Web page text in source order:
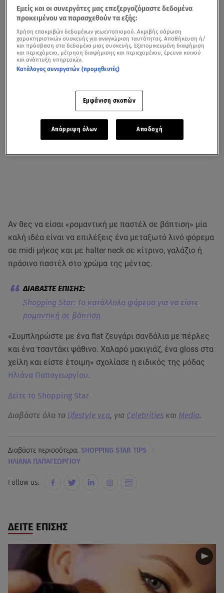
Αν θες να είσαι «ρομαντική με παστέλ σε βάπτιση» μία
καλή ιδέα είναι να επιλέξεις ένα μεταξωτό λινό φόρεμα
σε midi μήκος και με halter neck σε κίτρινο, γαλάζιο ή
πράσινο παστέλ στο χρώμα της μέντας.
Shopping Star: Το κατάλληλο φόρεμα για να είστε
ρομαντική σε βάπτιση
«Συμπληρώστε με ένα flat ζευγάρι σανδάλια με πέρλες
και ένα τσαντάκι ψάθινο. Χαλαρό μακιγιάζ, ένα gloss στα
χείλη και είστε έτοιμη» σχολίασε η ειδικός της μόδας
Ηλιάνα Παπαγεωργίου.
Δείτε το Shopping Star
Διαβάστε όλα τα lifestyle νεα, για Celebrities και Media.
Διαβάστε περισσότερα: SHOPPING STAR TIPS
ΗΛΙΑΝΑ ΠΑΠΑΓΕΩΡΓΙΟΥ
Follow us:
ΔΕΙΤΕ ΕΠΙΣΗΣ
Εμείς και οι συνεργάτες μας επεξεργαζόμαστε δεδομένα
προκειμένου να παρασχεθούν τα εξής:
Χρήση επακριβών δεδομένων γεωεντοπισμού. Ακριβής σάρωση
χαρακτηριστικών συσκευής για αναγνώριση ταυτότητας. Αποθήκευση ή/
και πρόσβαση στα δεδομένα μιας συσκευής. Εξατομικευμένη διαφήμιση
και περιεχόμενο, μέτρηση διαφήμισης και περιεχομένου, έρευνα κοινού
και ανάπτυξη υπηρεσιών.
Κατάλογος συνεργατών (προμηθευτές)
Εμφάνιση σκοπών
Απόρριψη όλων Αποδοχή